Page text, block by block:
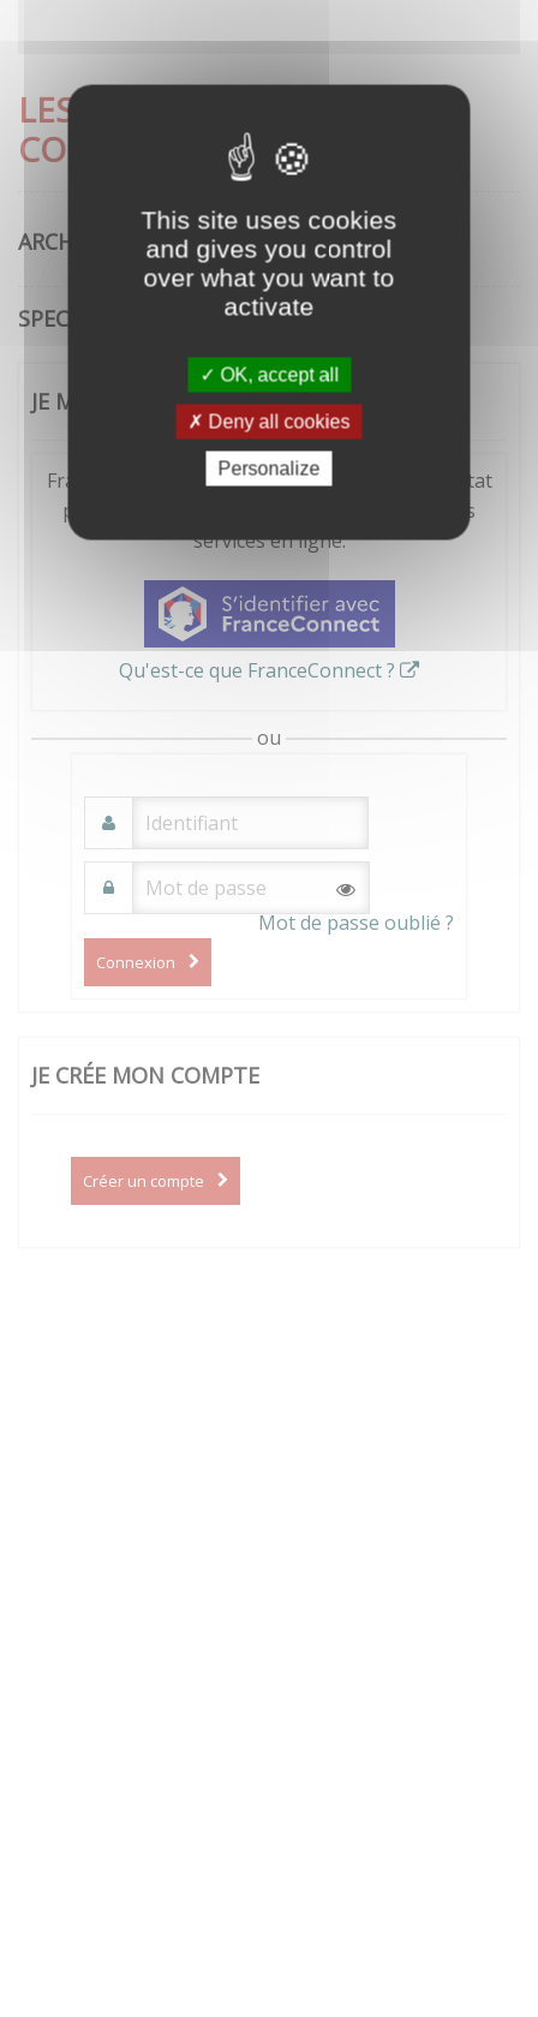
This site uses cookies
and gives you control
over what you want to
activate
OK, accept all
Deny all cookies
Personalize
LES DÉMARCHES LES PLUS
CONSULTÉES
ARCHITECTURE
SPECTACLE VIVANT
JE ME CONNECTE
FranceConnect est la solution proposée par l'Etat
pour sécuriser et simplifier la connexion à vos
services en ligne.
Qu'est-ce que FranceConnect ?
ou
Mot de passe oublié ?
Connexion
JE CRÉE MON COMPTE
Créer un compte